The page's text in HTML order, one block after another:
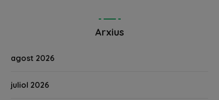
Arxius
agost 2026
juliol 2026